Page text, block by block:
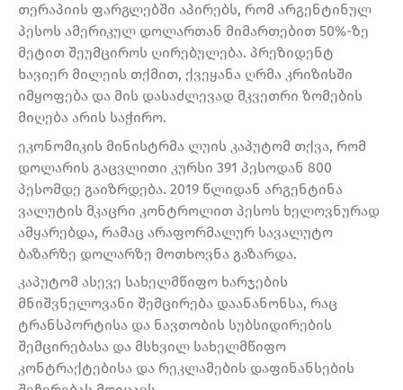
თერაპიის ფარგლებში აპირებს, რომ არგენტინულ
პესოს ამერიკულ დოლართან მიმართებით 50%-ზე
მეტით შეუმციროს ღირებულება. პრეზიდენტ
ხავიერ მილეის თქმით, ქვეყანა ღრმა კრიზისში
იმყოფება და მის დასაძლევად მკვეთრი ზომების
მიღება არის საჭირო.
ეკონომიკის მინისტრმა ლუის კაპუტომ თქვა, რომ
დოლარის გაცვლითი კურსი 391 პესოდან 800
პესომდე გაიზრდება. 2019 წლიდან არგენტინა
ვალუტის მკაცრი კონტროლით პესოს ხელოვნურად
ამყარებდა, რამაც არაფორმალურ სავალუტო
ბაზარზე დოლარზე მოთხოვნა გაზარდა.
კაპუტომ ასევე სახელმწიფო ხარჯების
მნიშვნელოვანი შემცირება დაანანონსა, რაც
ტრანსპორტისა და ნავთობის სუბსიდირების
შემცირებასა და მსხვილ სახელმწიფო
კონტრაქტებისა და რეკლამების დაფინანსების